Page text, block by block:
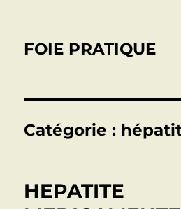
FOIE PRATIQUE
Catégorie :
HEPATITE